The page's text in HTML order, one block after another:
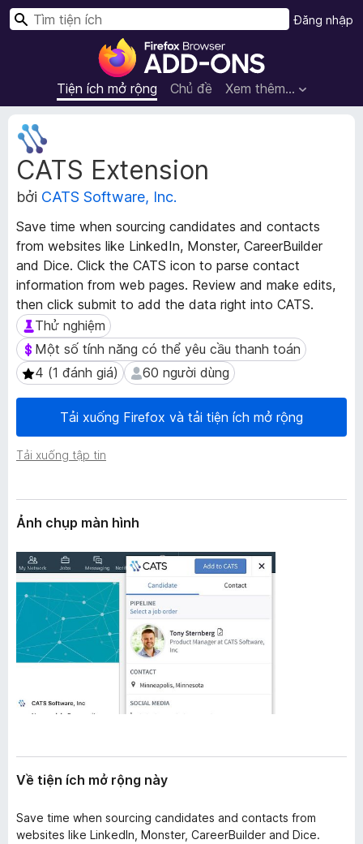
T
ệ
n
h
t
ì
h
d
u
ệ
t
F
i
r
e
x
Tiện ích mở rộng Chủ đề Xem thêm…
Đăng nhập
T
m
CATS Extension
bởi CATS Software, Inc.
Save time when sourcing candidates and contacts
from websites like LinkedIn, Monster, CareerBuilder
and Dice. Click the CATS icon to parse contact
information from web pages. Review and make edits,
then click submit to add the data right into CATS.
Thử nghiệm
Thử nghiệm
Một số tính năng có thể yêu cầu thanh toán
Một số tính năng có thể yêu cầu thanh toán
4 (1 đánh giá)
4 (1 đánh giá) 60 người dùng
60 người dùng
Tải xuống Firefox và tải tiện ích mở rộng
Tải xuống tập tin
S
ê
u
d
l
i
ệ
u
m
ở
r
ộ
n
g
Ảnh chụp màn hình
Về tiện ích mở rộng này
Save time when sourcing candidates and contacts from
websites like LinkedIn, Monster, CareerBuilder and Dice.